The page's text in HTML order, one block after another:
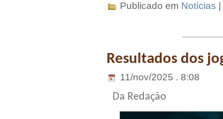
Publicado em Notícias
Resultados dos
11/nov/2025 . 8:08
Da Redação